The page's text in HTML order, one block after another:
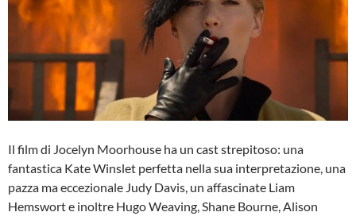
Il film di Jocelyn Moorhouse ha un cast strepitoso: una
fantastica Kate Winslet perfetta nella sua interpretazione, una
pazza ma eccezionale Judy Davis, un affascinate Liam
Hemswort e inoltre Hugo Weaving, Shane Bourne, Alison